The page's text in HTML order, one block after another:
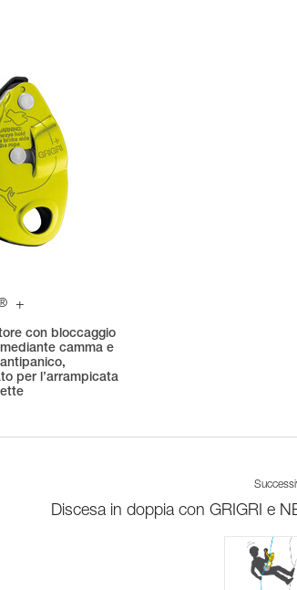
+
con bloccaggio
camma e
per l’arrampicata
Discesa in doppia con GRIGRI e